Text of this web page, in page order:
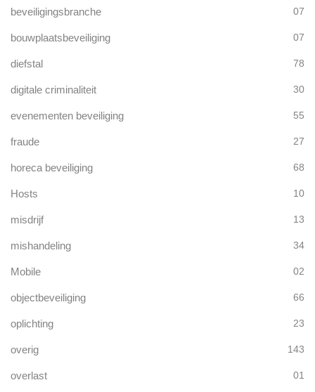
beveiligingsbranche 07
bouwplaatsbeveiliging 07
diefstal 78
digitale criminaliteit 30
evenementen beveiliging 55
fraude 27
horeca beveiliging 68
Hosts 10
misdrijf 13
mishandeling 34
Mobile 02
objectbeveiliging 66
oplichting 23
overig 143
overlast 01